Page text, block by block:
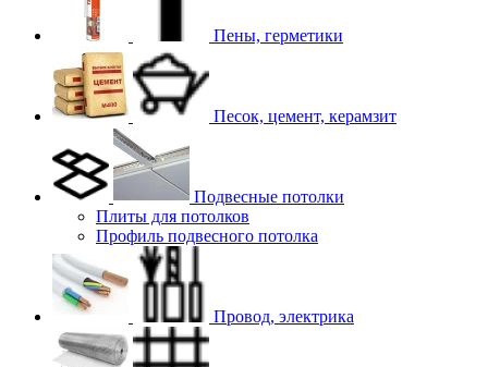
Пены, герметики
Песок, цемент, керамзит
Подвесные потолки
Плиты для потолков
Профиль подвесного потолка
Провод, электрика